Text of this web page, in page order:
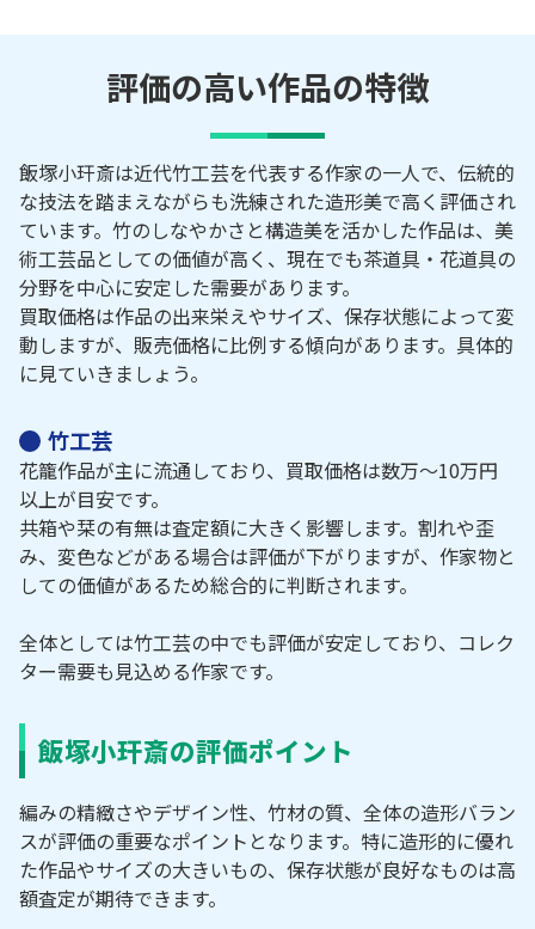
評価の高い作品の特徴
飯塚小玕斎は近代竹工芸を代表する作家の一人で、伝統的
な技法を踏まえながらも洗練された造形美で高く評価され
ています。竹のしなやかさと構造美を活かした作品は、美
術工芸品としての価値が高く、現在でも茶道具・花道具の
分野を中心に安定した需要があります。
買取価格は作品の出来栄えやサイズ、保存状態によって変
動しますが、販売価格に比例する傾向があります。具体的
に見ていきましょう。
竹工芸
花籠作品が主に流通しており、買取価格は数万～10万円
以上が目安です。
共箱や栞の有無は査定額に大きく影響します。割れや歪
み、変色などがある場合は評価が下がりますが、作家物と
しての価値があるため総合的に判断されます。
全体としては竹工芸の中でも評価が安定しており、コレク
ター需要も見込める作家です。
飯塚小玕斎の評価ポイント
編みの精緻さやデザイン性、竹材の質、全体の造形バラン
スが評価の重要なポイントとなります。特に造形的に優れ
た作品やサイズの大きいもの、保存状態が良好なものは高
額査定が期待できます。